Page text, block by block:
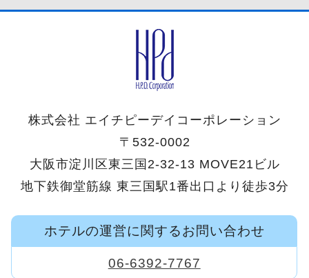
株式会社 エイチピーデイコーポレーション
〒532-0002
大阪市淀川区東三国2-32-13 MOVE21ビル
地下鉄御堂筋線 東三国駅1番出口より徒歩3分
ホテルの運営に関するお問い合わせ
06-6392-7767